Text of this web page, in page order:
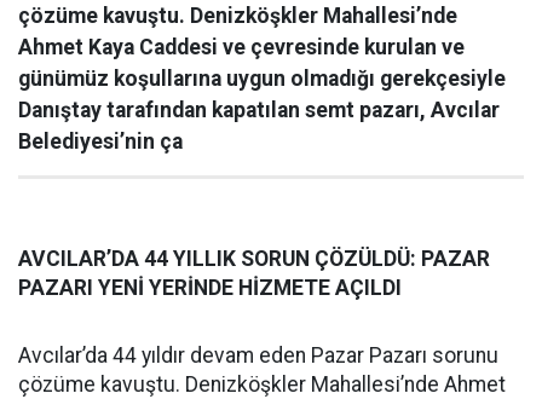
çözüme kavuştu. Denizköşkler Mahallesi’nde
Ahmet Kaya Caddesi ve çevresinde kurulan ve
günümüz koşullarına uygun olmadığı gerekçesiyle
Danıştay tarafından kapatılan semt pazarı, Avcılar
Belediyesi’nin ça
AVCILAR’DA 44 YILLIK SORUN ÇÖZÜLDÜ: PAZAR
PAZARI YENİ YERİNDE HİZMETE AÇILDI
Avcılar’da 44 yıldır devam eden Pazar Pazarı sorunu
çözüme kavuştu. Denizköşkler Mahallesi’nde Ahmet